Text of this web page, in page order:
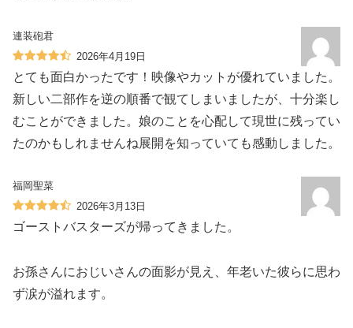
連装砲君
2026年4月19日
とても面白かったです！映像やカットが優れていました。
新しい二部作を逆の順番で観てしまいましたが、十分楽し
むことができました。娘のことを心配して現世に残ってい
たのかもしれませんね展開を知っていても感動しました。
福岡聖菜
2026年3月13日
ゴーストバスターズが帰ってきました。
お孫さんにおじいさんの面影が見え、年老いた彼らに思わ
ず涙が溢れます。